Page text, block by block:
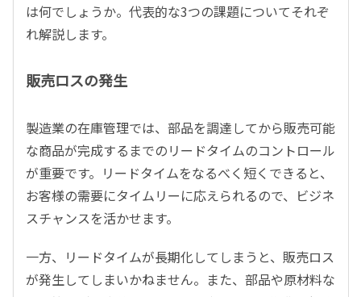
は何でしょうか。代表的な3つの課題についてそれぞ
れ解説します。
販売ロスの発生
製造業の在庫管理では、部品を調達してから販売可能
な商品が完成するまでのリードタイムのコントロール
が重要です。リードタイムをなるべく短くできると、
お客様の需要にタイムリーに応えられるので、ビジネ
スチャンスを活かせます。
一方、リードタイムが長期化してしまうと、販売ロス
が発生してしまいかねません。また、部品や原材料な